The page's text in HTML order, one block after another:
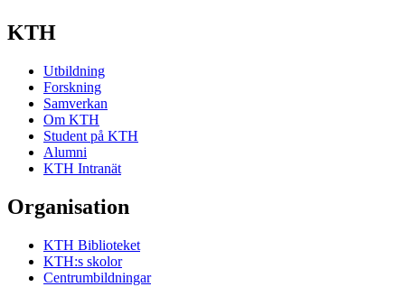
KTH
Utbildning
Forskning
Samverkan
Om KTH
Student på KTH
Alumni
KTH Intranät
Organisation
KTH Biblioteket
KTH:s skolor
Centrumbildningar